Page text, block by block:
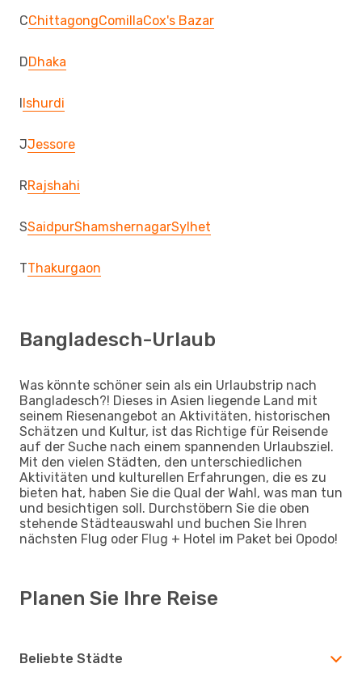
CChittagongComillaCox's Bazar
DDhaka
IIshurdi
JJessore
RRajshahi
SSaidpurShamshernagarSylhet
TThakurgaon
Bangladesch-Urlaub
Was könnte schöner sein als ein Urlaubstrip nach
Bangladesch?! Dieses in Asien liegende Land mit
seinem Riesenangebot an Aktivitäten, historischen
Schätzen und Kultur, ist das Richtige für Reisende
auf der Suche nach einem spannenden Urlaubsziel.
Mit den vielen Städten, den unterschiedlichen
Aktivitäten und kulturellen Erfahrungen, die es zu
bieten hat, haben Sie die Qual der Wahl, was man tun
und besichtigen soll. Durchstöbern Sie die oben
stehende Städteauswahl und buchen Sie Ihren
nächsten Flug oder Flug + Hotel im Paket bei Opodo!
Planen Sie Ihre Reise
Beliebte Städte